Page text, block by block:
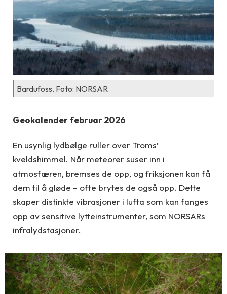
Bardufoss. Foto: NORSAR
Geokalender februar 2026
En usynlig lydbølge ruller over Troms’
kveldshimmel. Når meteorer suser inn i
atmosfæren, bremses de opp, og friksjonen kan få
dem til å gløde – ofte brytes de også opp. Dette
skaper distinkte vibrasjoner i lufta som kan fanges
opp av sensitive lytteinstrumenter, som NORSARs
infralydstasjoner.